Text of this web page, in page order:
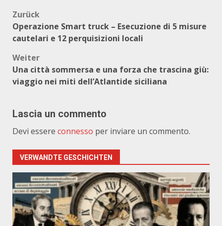
Beitragsnavigation
Zurück
Operazione Smart truck – Esecuzione di 5 misure
cautelari e 12 perquisizioni locali
Weiter
Una città sommersa e una forza che trascina giù:
viaggio nei miti dell’Atlantide siciliana
Lascia un commento
Devi essere connesso per inviare un commento.
VERWANDTE GESCHICHTEN